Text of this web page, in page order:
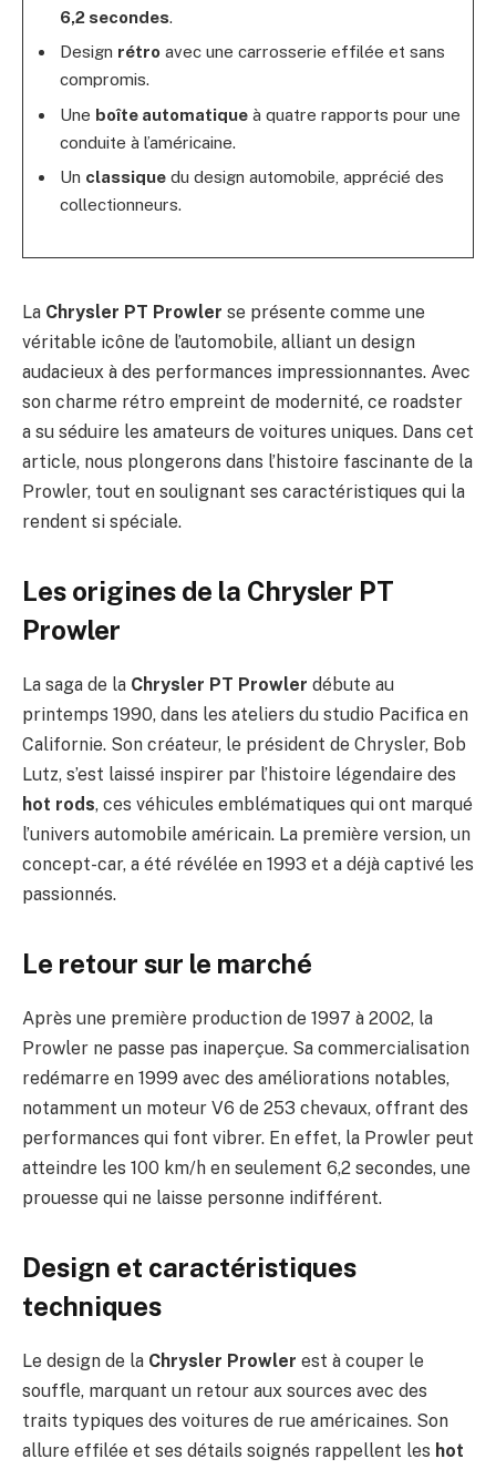
6,2 secondes.
Design rétro avec une carrosserie effilée et sans
compromis.
Une boîte automatiqueà quatre rapports pour une
conduite à l’américaine.
Un classiquedu design automobile, apprécié des
collectionneurs.
La Chrysler PT Prowler se présente comme une
véritable icône de l’automobile, alliant un design
audacieux à des performances impressionnantes. Avec
son charme rétro empreint de modernité, ce roadster
a su séduire les amateurs de voitures uniques. Dans cet
article, nous plongerons dans l’histoire fascinante de la
Prowler, tout en soulignant ses caractéristiques qui la
rendent si spéciale.
Les origines de la Chrysler PT
Prowler
La saga de la Chrysler PT Prowler débute au
printemps 1990, dans les ateliers du studio Pacifica en
Californie. Son créateur, le président de Chrysler, Bob
Lutz, s’est laissé inspirer par l’histoire légendaire des
hot rods, ces véhicules emblématiques qui ont marqué
l’univers automobile américain. La première version, un
concept-car, a été révélée en 1993 et a déjà captivé les
passionnés.
Le retour sur le marché
Après une première production de 1997 à 2002, la
Prowler ne passe pas inaperçue. Sa commercialisation
redémarre en 1999 avec des améliorations notables,
notamment un moteur V6 de 253 chevaux, offrant des
performances qui font vibrer. En effet, la Prowler peut
atteindre les 100 km/h en seulement 6,2 secondes, une
prouesse qui ne laisse personne indifférent.
Design et caractéristiques
techniques
Le design de la Chrysler Prowler est à couper le
souffle, marquant un retour aux sources avec des
traits typiques des voitures de rue américaines. Son
allure effilée et ses détails soignés rappellent les hot